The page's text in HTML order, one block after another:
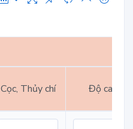
Cọc, Thủy chí Độ cao